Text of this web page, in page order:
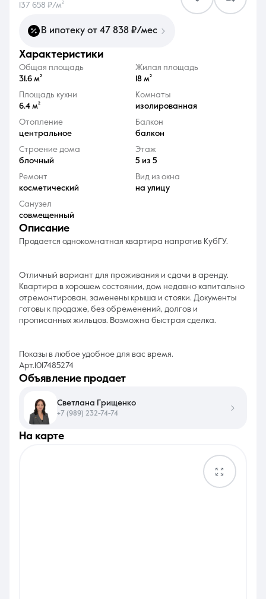
8 (861) 297-00-00
Ежедневно с 08:30 до 20:00
137 658 ₽/м²
В ипотеку от 47 838 ₽/мес
характеристики
Общая площадь
31.6 м²
Жилая площадь
18 м²
Площадь кухни
6.4 м²
Комнаты
изолированная
Отопление
центральное
Балкон
балкон
Строение дома
блочный
Этаж
5 из 5
Ремонт
косметический
Вид из окна
на улицу
Санузел
совмещенный
описание
Продается однокомнатная квартира напротив КубГУ.
Отличный вариант для проживания и сдачи в аренду.
Квартира в хорошем состоянии, дом недавно капитально
отремонтирован, заменены крыша и стояки. Документы
готовы к продаже, без обременений, долгов и
прописанных жильцов. Возможна быстрая сделка.
Показы в любое удобное для вас время.
Арт.1017485274
на карте
объявление продает
Светлана Грищенко
+7 (989) 232-74-74